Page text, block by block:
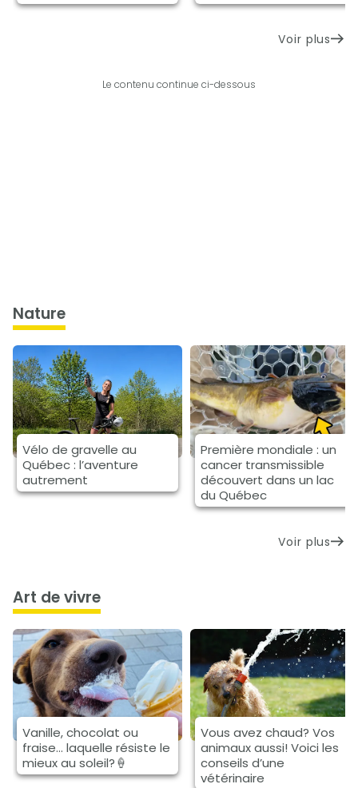
Voir plus
Le contenu continue ci-dessous
nature
Vélo de gravelle au
Québec : l’aventure
autrement
Première mondiale : un
cancer transmissible
découvert dans un lac
du Québec
Voir plus
art de vivre
Vanille, chocolat ou
fraise… laquelle résiste le
mieux au soleil?🍦
Vous avez chaud? Vos
animaux aussi! Voici les
conseils d’une
vétérinaire